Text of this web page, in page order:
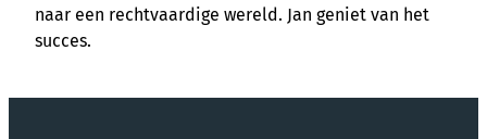
naar een rechtvaardige wereld. Jan geniet van het
succes.